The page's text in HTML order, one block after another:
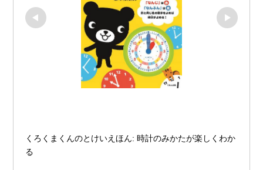
くろくまくんのとけいえほん: 時計のみかたが楽しくわか
る